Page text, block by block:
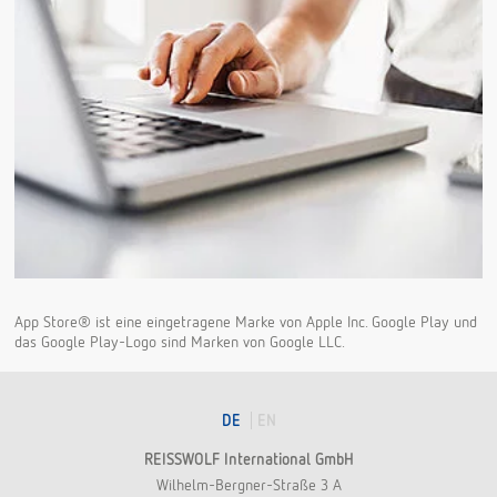
App Store® ist eine eingetragene Marke von Apple Inc. Google Play und
das Google Play-Logo sind Marken von Google LLC.
DE EN
REISSWOLF International GmbH
Wilhelm-Bergner-Straße 3 A